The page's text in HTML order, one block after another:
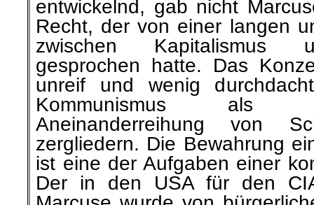
entwickelnd, gab nicht
Recht, der von einer langen
zwischen Kapitalismus
gesprochen hatte. Das
unreif und wenig
Kommunismus als
Aneinanderreihung von
zergliedern. Die Bewahrung
ist eine der Aufgaben einer
Der in den USA für den